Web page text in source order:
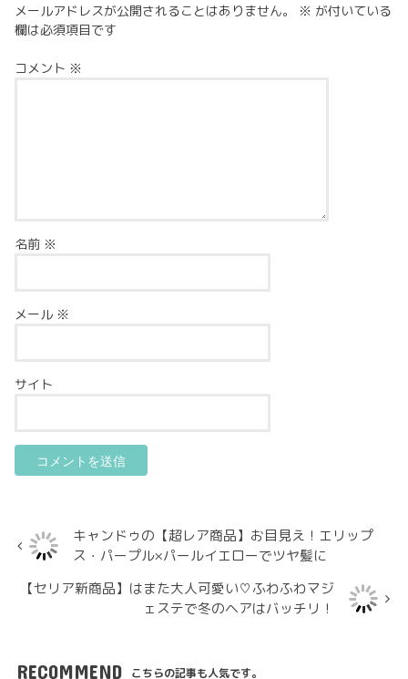
メールアドレスが公開されることはありません。 ※ が付いている
欄は必須項目です
コメント ※
名前 ※
メール ※
サイト
キャンドゥの【超レア商品】お目見え！エリップ
ス・パープル×パールイエローでツヤ髪に
【セリア新商品】はまた大人可愛い♡ふわふわマジ
ェステで冬のヘアはバッチリ！
RECOMMEND こちらの記事も人気です。